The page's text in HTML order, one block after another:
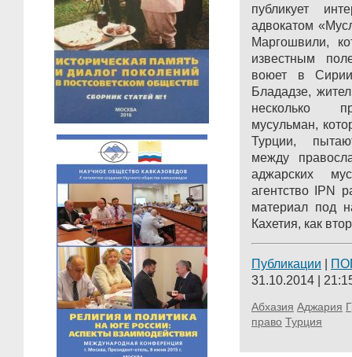
публикует
адвокатом
Маргошвили,
известным
воюет в
Блададзе,
несколько
мусульман,
Турции,
между
аджарских
агентство IPN
материал под
Кахетия, как
Публикации
31.10.2014 |
Абхазия Аджария
право Турция